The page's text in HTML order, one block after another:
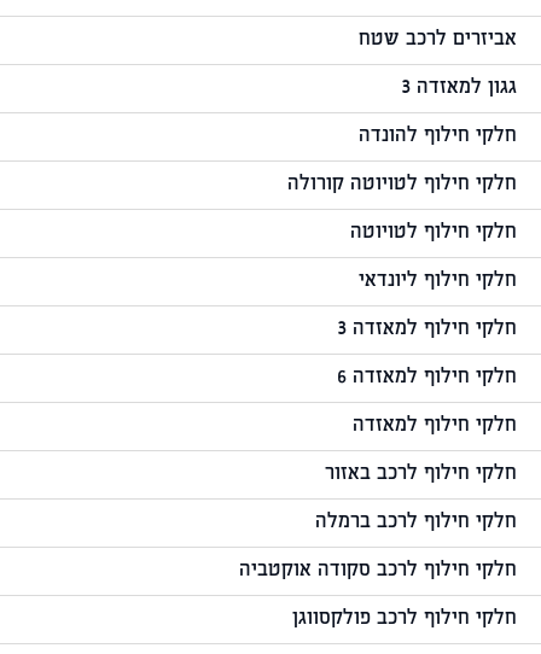
אביזרים לרכב שטח
גגון למאזדה 3
חלקי חילוף להונדה
חלקי חילוף לטויוטה קורולה
חלקי חילוף לטויוטה
חלקי חילוף ליונדאי
חלקי חילוף למאזדה 3
חלקי חילוף למאזדה 6
חלקי חילוף למאזדה
חלקי חילוף לרכב באזור
חלקי חילוף לרכב ברמלה
חלקי חילוף לרכב סקודה אוקטביה
חלקי חילוף לרכב פולקסווגן